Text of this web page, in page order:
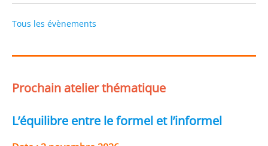
Tous les évènements
Prochain atelier thématique
L’équilibre entre le formel et l’informel